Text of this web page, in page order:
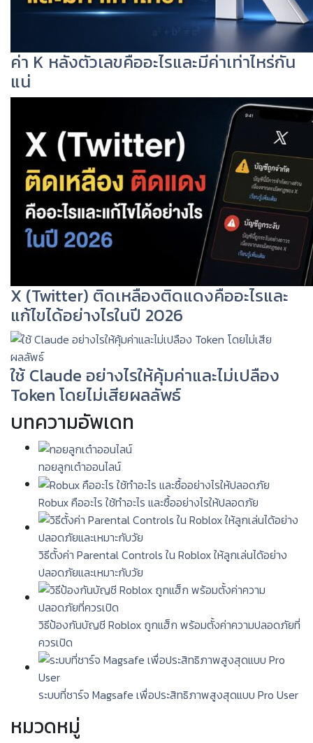
ค่า K หลังตัวเลขคืออะไรและมีค่าเท่าไหร่กัน
แน่
X (Twitter) ติดเหลืองติดแดงคืออะไรและ
แก้ไขได้อย่างไรในปี 2026
ใช้ Claude อย่างไรให้คุ้มค่าและไม่เปลือง
Token โดยไม่เสียผลลัพธ์
บทความอัพเดท
ทอยลูกเต๋าออนไลน์
Robux คืออะไร ใช้ทำอะไร และซื้ออย่างไรให้ปลอดภัย
วิธีตั้งค่า Parental Controls ใน Roblox ให้ลูกเล่นได้อย่าง
ปลอดภัยและเหมาะกับวัย
วิธีป้องกันบัญชี Roblox ถูกแฮ็ก พร้อมตั้งค่าความปลอดภัยที่
ควรเปิด
ระบบที่ชาร์จ Magsafe เพื่อประสิทธิภาพสูงสุดแบบ Pro User
หมวดหมู่